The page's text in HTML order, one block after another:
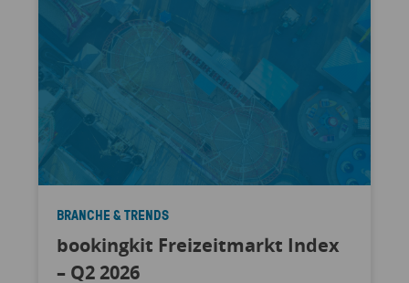
BRANCHE & TRENDS
bookingkit Freizeitmarkt Index
– Q2 2026